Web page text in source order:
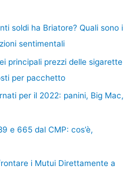
soldi ha Briatore? Quali sono i
sentimentali
principali prezzi delle sigarette
per pacchetto
per il 2022: panini, Big Mac,
e 665 dal CMP: cos’è,
i Mutui Direttamente a